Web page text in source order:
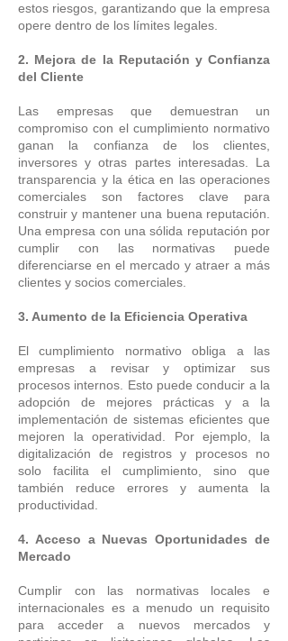
estos riesgos, garantizando que la empresa
opere dentro de los límites legales.
2. Mejora de la Reputación y Confianza
del Cliente
Las empresas que demuestran un
compromiso con el cumplimiento normativo
ganan la confianza de los clientes,
inversores y otras partes interesadas. La
transparencia y la ética en las operaciones
comerciales son factores clave para
construir y mantener una buena reputación.
Una empresa con una sólida reputación por
cumplir con las normativas puede
diferenciarse en el mercado y atraer a más
clientes y socios comerciales.
3. Aumento de la Eficiencia Operativa
El cumplimiento normativo obliga a las
empresas a revisar y optimizar sus
procesos internos. Esto puede conducir a la
adopción de mejores prácticas y a la
implementación de sistemas eficientes que
mejoren la operatividad. Por ejemplo, la
digitalización de registros y procesos no
solo facilita el cumplimiento, sino que
también reduce errores y aumenta la
productividad.
4. Acceso a Nuevas Oportunidades de
Mercado
Cumplir con las normativas locales e
internacionales es a menudo un requisito
para acceder a nuevos mercados y